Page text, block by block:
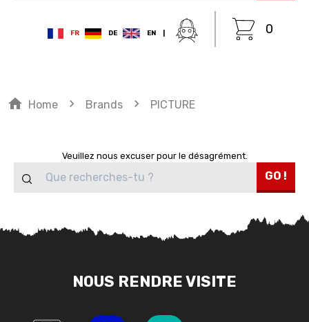
FR DE EN 0
home Home navigate_next Brands navigate_next PICTURE
Veuillez nous excuser pour le désagrément.
GO !
NOUS RENDRE VISITE